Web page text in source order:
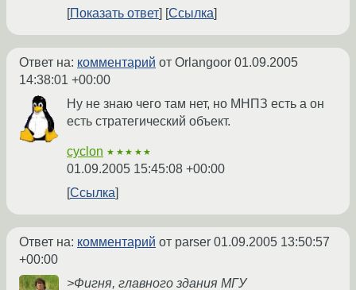
Показать ответ
Ссылка
Ответ на: комментарий от Orlangoor 01.09.2005
14:38:01 +00:00
Ну не знаю чего там нет, но МНПЗ есть а он
есть стратегический объект.
cyclon ★★★★★
01.09.2005 15:45:08 +00:00
Ссылка
Ответ на: комментарий от parser 01.09.2005 13:50:57
+00:00
>Фигня, главного здания МГУ